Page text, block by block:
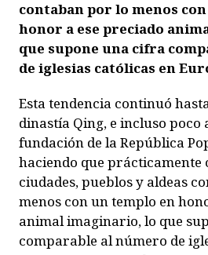
contaban por lo menos
honor a ese preciado
que supone una cifra
de iglesias católicas en
Esta tendencia continuó
dinastía Qing, e incluso poco
fundación de la República
haciendo que prácticamente
ciudades, pueblos y aldeas
menos con un templo en
animal imaginario, lo que
comparable al número de